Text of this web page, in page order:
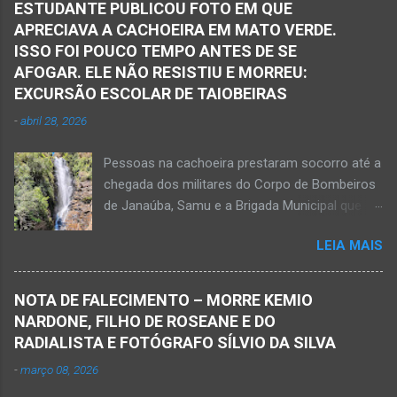
ESTUDANTE PUBLICOU FOTO EM QUE
APRECIAVA A CACHOEIRA EM MATO VERDE.
ISSO FOI POUCO TEMPO ANTES DE SE
AFOGAR. ELE NÃO RESISTIU E MORREU:
EXCURSÃO ESCOLAR DE TAIOBEIRAS
-abril 28, 2026
Pessoas na cachoeira prestaram socorro até a
chegada dos militares do Corpo de Bombeiros
de Janaúba, Samu e a Brigada Municipal que
resistiu e foi a óbito Foto álbum pessoal Kauan
Pereira Alves publicou em sua rede social a
foto em que apreciava a Cachoeira Maria Rosa,
em Mato Verde, pouco tempo antes de se
afogar e depois vir a óbito nesta terça-feira, dia
LEIA MAIS
NOTA DE FALECIMENTO – MORRE KEMIO
NARDONE, FILHO DE ROSEANE E DO
RADIALISTA E FOTÓGRAFO SÍLVIO DA SILVA
-março 08, 2026